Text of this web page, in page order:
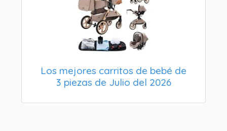
Los mejores carritos de bebé de
3 piezas de Julio del 2026